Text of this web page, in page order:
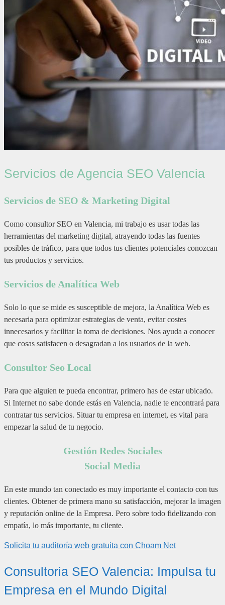
Servicios de Agencia SEO Valencia
Servicios de SEO & Marketing Digital
Como consultor SEO en Valencia, mi trabajo es usar todas las
herramientas del marketing digital, atrayendo todas las fuentes
posibles de tráfico, para que todos tus clientes potenciales conozcan
tus productos y servicios.
Servicios de Analítica Web
Solo lo que se mide es susceptible de mejora, la Analítica Web es
necesaria para optimizar estrategias de venta, evitar costes
innecesarios y facilitar la toma de decisiones. Nos ayuda a conocer
que cosas satisfacen o desagradan a los usuarios de la web.
Consultor Seo Local
Para que alguien te pueda encontrar, primero has de estar ubicado.
Si Internet no sabe donde estás en Valencia, nadie te encontrará para
contratar tus servicios. Situar tu empresa en internet, es vital para
empezar la salud de tu negocio.
Gestión Redes Sociales
Social Media
En este mundo tan conectado es muy importante el contacto con tus
clientes. Obtener de primera mano su satisfacción, mejorar la imagen
y reputación online de la Empresa. Pero sobre todo fidelizando con
empatía, lo más importante, tu cliente.
Solicita tu auditoría web gratuita con Choam Net
Consultoria SEO Valencia: Impulsa tu
Empresa en el Mundo Digital